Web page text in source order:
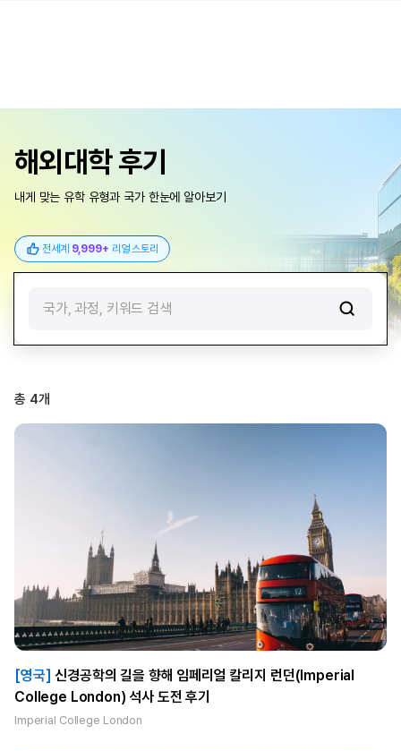
해외대학 후기
내게 맞는 유학 유형과 국가 한눈에 알아보기
전세계 9,999+ 리얼 스토리
국가, 과정, 키워드 검색
총 4개
[영국] 신경공학의 길을 향해 임페리얼 칼리지 런던(Imperial
College London) 석사 도전 후기
Imperial College London